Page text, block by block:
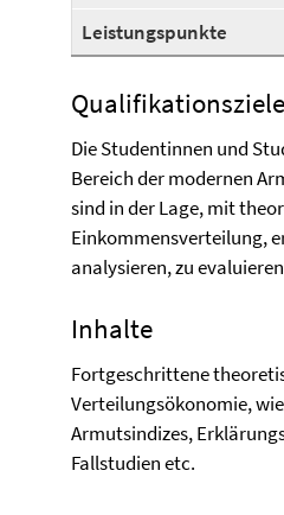
Leistungspunkte
Qualifikationsziele
Die Studentinnen und
Bereich der modernen
sind in der Lage, mit
Einkommensverteilung,
analysieren, zu
Inhalte
Fortgeschrittene
Verteilungsökonomie,
Armutsindizes,
Fallstudien etc.